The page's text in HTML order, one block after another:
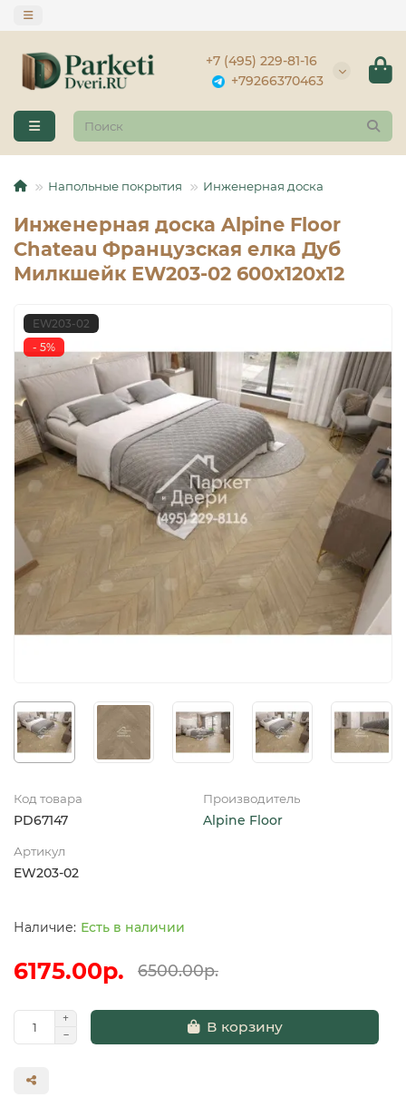
+7 (495) 229-81-16
+79266370463
Напольные покрытия Инженерная доска
Инженерная доска Alpine Floor
Chateau Французская елка Дуб
Милкшейк EW203-02 600х120х12
EW203-02
- 5%
Код товара
PD67147
Производитель
Alpine Floor
Артикул
EW203-02
Есть в наличии
6175.00р. 6500.00р.
В корзину